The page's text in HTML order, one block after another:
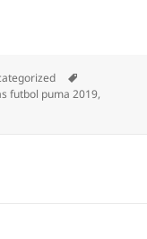
futbol puma 2019,